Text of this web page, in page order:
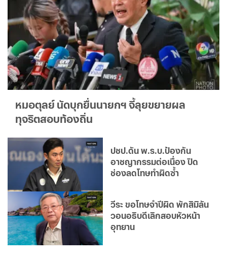
หมอตุลย์ นัดบุกยื่นนายกฯ จี้ลุยขยายผล
ทุจริตสอบท้องถิ่น
ปชป.ดัน พ.ร.บ.ป้องกัน
อาชญากรรมต่อเนื่อง ปิด
ช่องลดโทษทำผิดซ้ำ
วีระ ขอโทษจำปีผิด พักสิมิลัน
วอนอธิบดีเลิกสอบหัวหน้า
อุทยาน